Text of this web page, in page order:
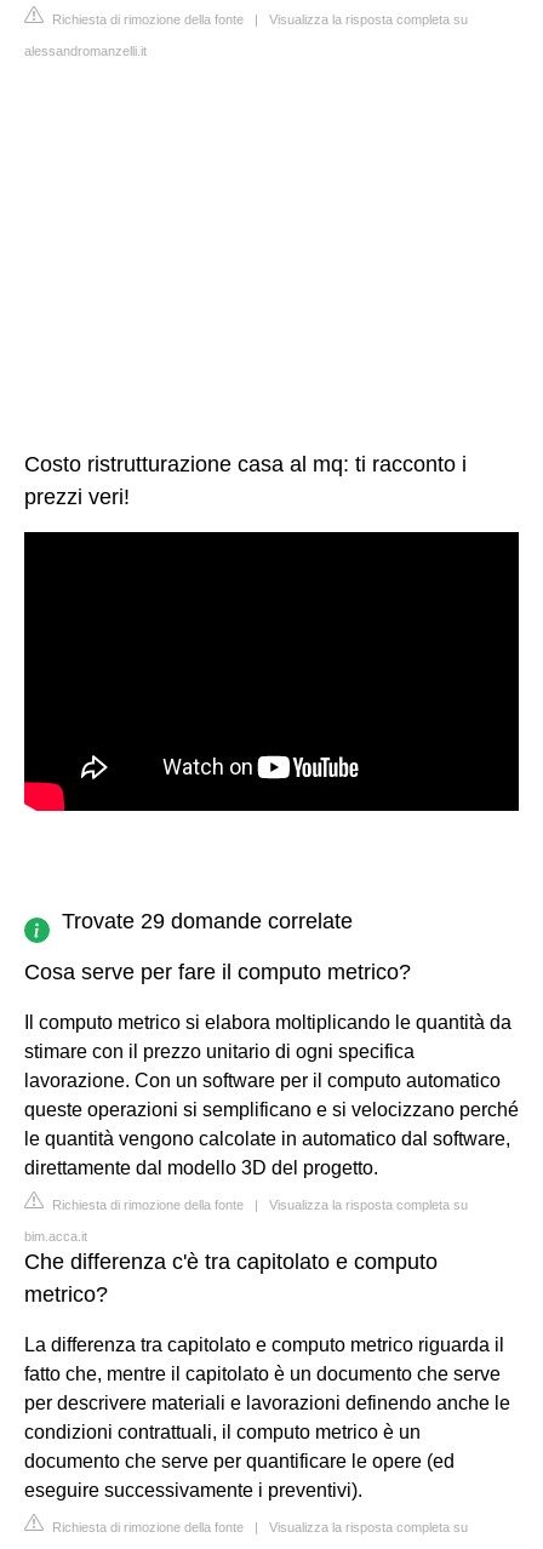
Richiesta di rimozione della fonte | Visualizza la risposta completa su
alessandromanzelli.it
Costo ristrutturazione casa al mq: ti racconto i
prezzi veri!
Trovate 29 domande correlate
Cosa serve per fare il computo metrico?
Il computo metrico si elabora moltiplicando le quantità da
stimare con il prezzo unitario di ogni specifica
lavorazione. Con un software per il computo automatico
queste operazioni si semplificano e si velocizzano perché
le quantità vengono calcolate in automatico dal software,
direttamente dal modello 3D del progetto.
Richiesta di rimozione della fonte | Visualizza la risposta completa su
bim.acca.it
Che differenza c'è tra capitolato e computo
metrico?
La differenza tra capitolato e computo metrico riguarda il
fatto che, mentre il capitolato è un documento che serve
per descrivere materiali e lavorazioni definendo anche le
condizioni contrattuali, il computo metrico è un
documento che serve per quantificare le opere (ed
eseguire successivamente i preventivi).
Richiesta di rimozione della fonte | Visualizza la risposta completa su